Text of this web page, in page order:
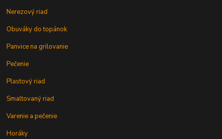
Nerezový riad
Obuváky do topánok
Panvice na grilovanie
Pečenie
Plastový riad
Smaltovaný riad
Varenie a pečenie
Horáky